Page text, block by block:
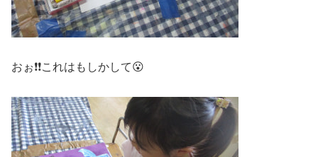
おぉ❗❗これはもしかして😮